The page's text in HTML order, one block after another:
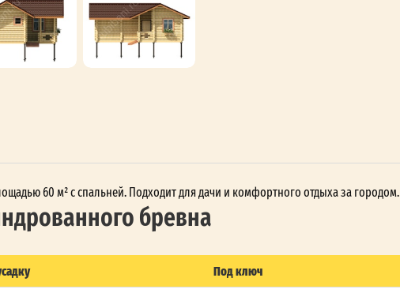
60 м² с спальней. Подходит для дачи и комфортного отдыха за городом.
бревна
Под ключ